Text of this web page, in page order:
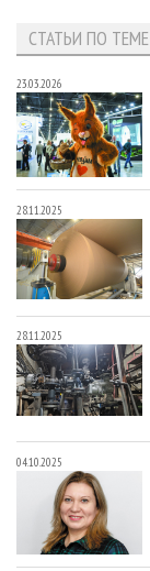
СТАТЬИ ПО ТЕМЕ
23.03.2026
28.11.2025
28.11.2025
04.10.2025